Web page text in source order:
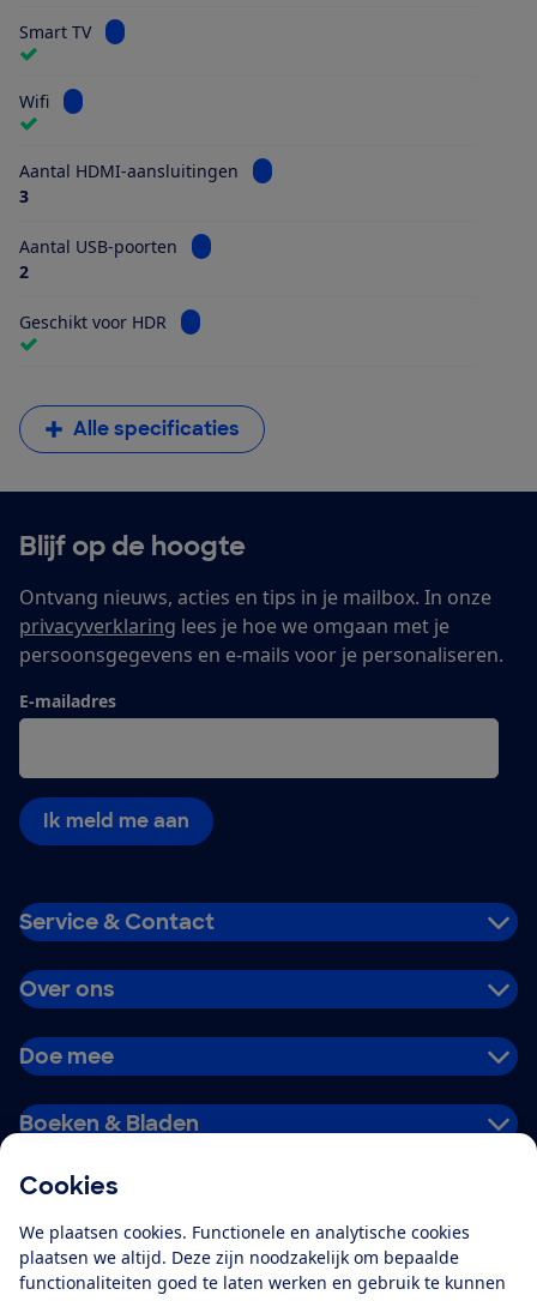
Cookies
We plaatsen cookies. Functionele en analytische cookies
plaatsen we altijd. Deze zijn noodzakelijk om bepaalde
functionaliteiten goed te laten werken en gebruik te kunnen
Smart TV Bekijk informatie voor Smart TV
Wifi Bekijk informatie voor Wifi
Aantal HDMI-aansluitingen
Bekijk informatie voor Aantal
3
Aantal USB-poorten
Bekijk informatie voor Aantal USB-poorten
2
Geschikt voor HDR Bekijk informatie voor Geschikt voor HDR
Alle specificaties
Blijf op de hoogte
Ontvang nieuws, acties en tips in je mailbox. In onze
privacyverklaring lees je hoe we omgaan met je
persoonsgegevens en e-mails voor je personaliseren.
E-mailadres
Ik meld me aan
Service & Contact
Over ons
Doe mee
Boeken & Bladen